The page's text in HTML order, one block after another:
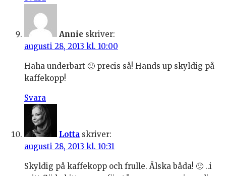
Annie skriver:
augusti 28, 2013 kl. 10:00
Haha underbart 🙂 precis så! Hands up skyldig på
kaffekopp!
Svara
Lotta skriver:
augusti 28, 2013 kl. 10:31
Skyldig på kaffekopp och frulle. Älska båda! 🙂 ..i